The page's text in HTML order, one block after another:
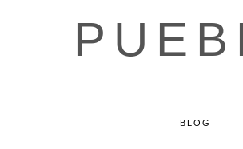
BLOG